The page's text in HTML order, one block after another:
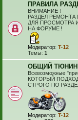
ПРАВИЛА
ВНИМАНИЕ !
РАЗДЕЛ
ДЛЯ ПРОСМОТРА
НА ФОРУМЕ !
Модератор: T-12
Темы: 1
ОБЩИЙ
Всевозможные
КОТОРЫЙ
СТРОГО ПО
Модератор: T-12